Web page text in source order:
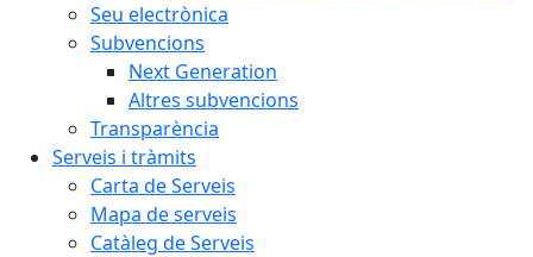
Seu electrònica
Subvencions
Next Generation
Altres subvencions
Transparència
Serveis i tràmits
Carta de Serveis
Mapa de serveis
Catàleg de Serveis